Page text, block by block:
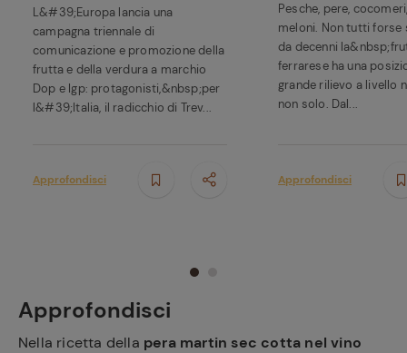
Approfondisci
Nella ricetta della pera martin sec cotta nel vino
L&#39;Europa lancia una
campagna triennale di
comunicazione e promozione della
frutta e della verdura a marchio
Dop e Igp: protagonisti,&nbsp;per
l&#39;Italia, il radicchio di Trev...
Approfondisci
Pesche, pere,
meloni. Non tutti forse
da decenni
ferrarese ha una
grande rilievo a livello
non solo. Dal...
Approfondisci